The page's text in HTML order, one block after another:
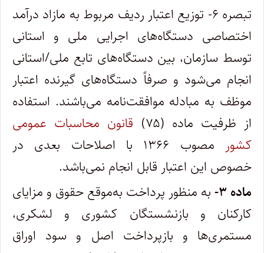
تبصره ۶- توزیع اعتبار ردیف مربوط به مازاد درآمد
اختصاصی دستگاه‌های اجرایی ملی و استانی
توسط سازمان، بین دستگاه‌های تابع ملی/‌استانی
انجام می‌شود و صرفاً دستگاه‌های گیرنده اعتبار
موظف به مبادله موافقت‌نامه می‌باشند. استفاده
از ظرفیت ماده (۷۵)
قانون محاسبات عمومی
کشور
مصوب ۱۳۶۶ با اصلاحات بعدی در
خصوص این اعتبار قابل انجام نمی‌باشد.
ماده ۳-
به منظور پرداخت به‌موقع حقوق و مزایای
کارکنان و بازنشستگان کشوری و لشکری،
مستمری‌ها و بازپرداخت اصل و سود اوراق